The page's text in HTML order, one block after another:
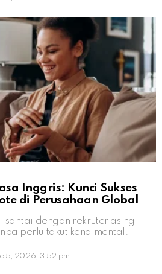
Inggris: Kunci Sukses
di Perusahaan Global
santai dengan rekruter asing
perlu takut kena mental.
5, 2026, 3:52 pm